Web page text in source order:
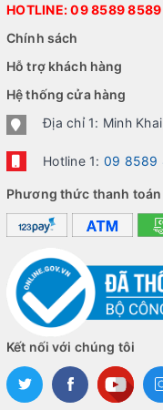
HOTLINE:09 8589 8589
Chính sách
Hỗ trợ khách hàng
Hệ thống cửa hàng
Địa chỉ 1: Minh
Hotline 1: 09 8589
Phương thức thanh toán
Kết nối với chúng tôi